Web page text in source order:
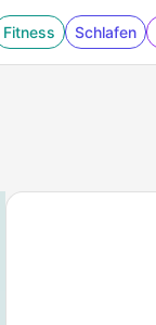
Fitness Schlafen